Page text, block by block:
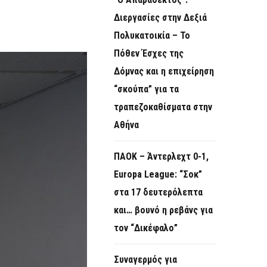
Διεργασίες στην Δεξιά
Πολυκατοικία – Το
Πόθεν Έσχες της
Δόμνας και η επιχείρηση
“σκούπα” για τα
τραπεζοκαθίσματα στην
Αθήνα
ΠΑΟΚ – Άντερλεχτ 0-1,
Europa League: “Σοκ”
στα 17 δευτερόλεπτα
και… βουνό η ρεβάνς για
τον “Δικέφαλο”
Συναγερμός για